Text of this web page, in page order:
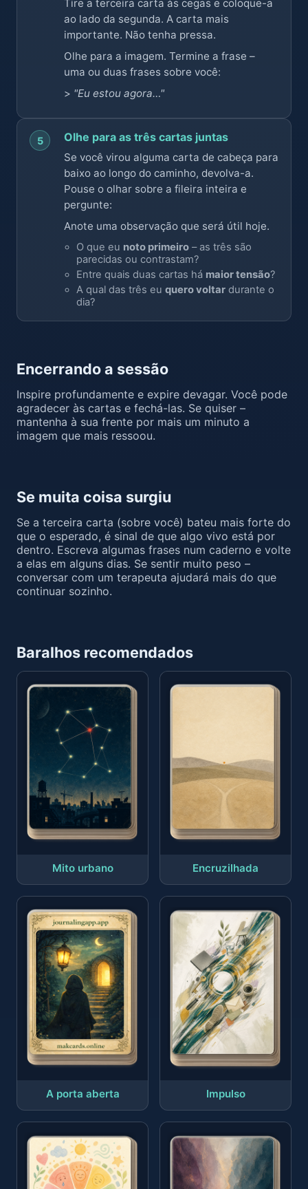
Tire a terceira carta às cegas e coloque-a
ao lado da segunda. A carta mais
importante. Não tenha pressa.
Olhe para a imagem. Termine a frase –
uma ou duas frases sobre você:
> "Eu estou agora…"
5 Olhe para as três cartas juntas
Se você virou alguma carta de cabeça para
baixo ao longo do caminho, devolva-a.
Pouse o olhar sobre a fileira inteira e
pergunte:
Anote uma observação que será útil hoje.
O que eu noto primeiro – as três são
parecidas ou contrastam?
Entre quais duas cartas há maior tensão?
A qual das três eu quero voltar durante o
dia?
Encerrando a sessão
Inspire profundamente e expire devagar. Você pode
agradecer às cartas e fechá-las. Se quiser –
mantenha à sua frente por mais um minuto a
imagem que mais ressoou.
Se muita coisa surgiu
Se a terceira carta (sobre você) bateu mais forte do
que o esperado, é sinal de que algo vivo está por
dentro. Escreva algumas frases num caderno e volte
a elas em alguns dias. Se sentir muito peso –
conversar com um terapeuta ajudará mais do que
continuar sozinho.
Baralhos recomendados
Mito urbano Encruzilhada
A porta aberta Impulso